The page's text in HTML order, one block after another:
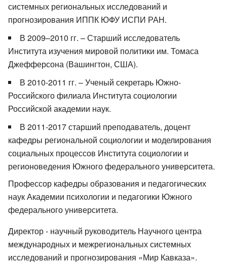
системных региональных исследований и
прогнозирования ИППК ЮФУ ИСПИ РАН.
В 2009–2010 гг. – Старший исследователь
Института изучения мировой политики им. Томаса
Джефферсона (Вашингтон, США).
В 2010-2011 гг. – Ученый секретарь Южно-
Российского филиала Института социологии
Российской академии наук.
В 2011-2017 старший преподаватель, доцент
кафедры региональной социологии и моделирования
социальных процессов Института социологии и
регионоведения Южного федерального университета.
Профессор кафедры образования и педагогических
наук Академии психологии и педагогики Южного
федерального университета.
Директор - научный руководитель Научного центра
международных и межрегиональных системных
исследований и прогнозирования «Мир Кавказа».